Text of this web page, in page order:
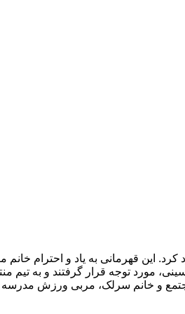
را از آن خود کرد. این قهرمانی به یاد و
مورد توجه قرار گرفتند و به تیم
و خانم سرلک، مربی ورزش